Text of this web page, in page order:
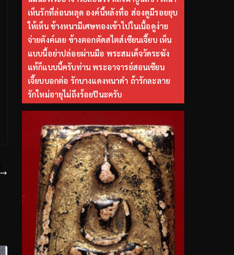
เห็นรักที่ล่อนหลุด องค์นี้หลังทื่อ ส่องดูมีรอยยุบ
ให้เห็น ข้างหนามีเศษทองเข้าไปในเนื้อดูง่าย
จ่ายตังค์เลย ข้างตอกตัดสไตส์เซียนเจี๊ยบ เห็น
แบบนี้อย่าปล่อยผ่านมือ พระสมเด็จวัดระฆัง
แท้ก็แบบนี้ครับท่าน พระอาจารย์สอนเซียน
เจี๊ยบบอกต่อ รักบางแดงหนาดำ ถ้ารักละลาย
รักใหม่อายุไม่ถึงร้อยปีนะครับ